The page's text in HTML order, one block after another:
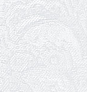
квітня